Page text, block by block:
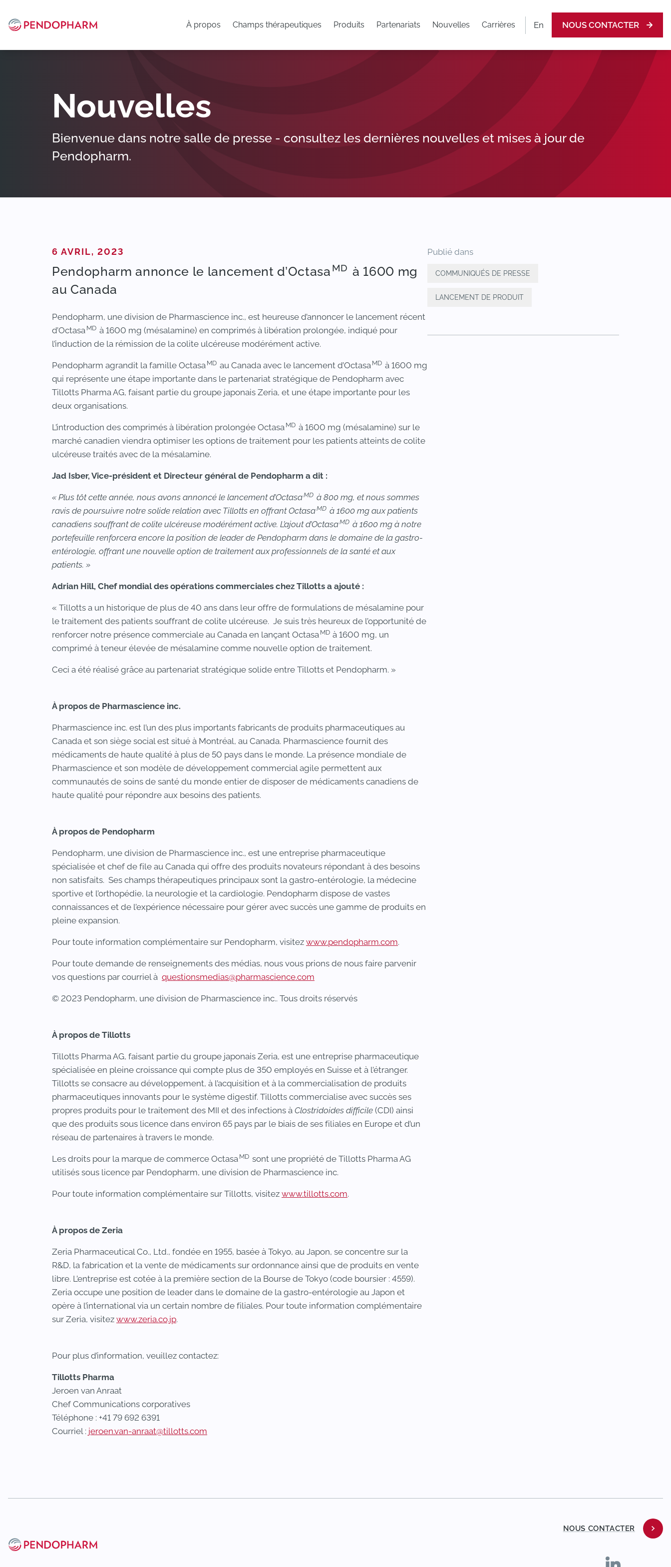
À propos Champs thérapeutiques Produits Partenariats Nouvelles Carrières En NOUS CONTACTER
Nouvelles
Bienvenue dans notre salle de presse - consultez les dernières nouvelles et mises à jour de
Pendopharm.
PUBLIÉ DANS
6 AVRIL, 2023
Pendopharm annonce le lancement d’Octasa MD à 1600 mg
au Canada
Pendopharm, une division de Pharmascience inc., est heureuse d’annoncer le lancement récent
d’Octasa MD à 1600 mg (mésalamine) en comprimés à libération prolongée, indiqué pour
l’induction de la rémission de la colite ulcéreuse modérément active.
Pendopharm agrandit la famille Octasa MD au Canada avec le lancement d’Octasa MD à 1600 mg
qui représente une étape importante dans le partenariat stratégique de Pendopharm avec
Tillotts Pharma AG, faisant partie du groupe japonais Zeria, et une étape importante pour les
deux organisations.
L’introduction des comprimés à libération prolongée Octasa MD à 1600 mg (mésalamine) sur le
marché canadien viendra optimiser les options de traitement pour les patients atteints de colite
ulcéreuse traités avec de la mésalamine.
Jad Isber, Vice-président et Directeur général de Pendopharm a dit :
« Plus tôt cette année, nous avons annoncé le lancement d’OctasaMD à 800 mg, et nous sommes
ravis de poursuivre notre solide relation avec Tillotts en offrant OctasaMD à 1600 mg aux patients
canadiens souffrant de colite ulcéreuse modérément active. L’ajout d’OctasaMD à 1600 mg à notre
portefeuille renforcera encore la position de leader de Pendopharm dans le domaine de la gastro-
entérologie, offrant une nouvelle option de traitement aux professionnels de la santé et aux
patients. »
Adrian Hill, Chef mondial des opérations commerciales chez Tillotts a ajouté :
« Tillotts a un historique de plus de 40 ans dans leur offre de formulations de mésalamine pour
le traitement des patients souffrant de colite ulcéreuse. Je suis très heureux de l’opportunité de
renforcer notre présence commerciale au Canada en lançant Octasa MD à 1600 mg, un
comprimé à teneur élevée de mésalamine comme nouvelle option de traitement.
Ceci a été réalisé grâce au partenariat stratégique solide entre Tillotts et Pendopharm. »
À propos de Pharmascience inc.
Pharmascience inc. est l’un des plus importants fabricants de produits pharmaceutiques au
Canada et son siège social est situé à Montréal, au Canada. Pharmascience fournit des
médicaments de haute qualité à plus de 50 pays dans le monde. La présence mondiale de
Pharmascience et son modèle de développement commercial agile permettent aux
communautés de soins de santé du monde entier de disposer de médicaments canadiens de
haute qualité pour répondre aux besoins des patients.
À propos de Pendopharm
Pendopharm, une division de Pharmascience inc., est une entreprise pharmaceutique
spécialisée et chef de file au Canada qui offre des produits novateurs répondant à des besoins
non satisfaits. Ses champs thérapeutiques principaux sont la gastro-entérologie, la médecine
sportive et l’orthopédie, la neurologie et la cardiologie. Pendopharm dispose de vastes
connaissances et de l’expérience nécessaire pour gérer avec succès une gamme de produits en
pleine expansion.
Pour toute information complémentaire sur Pendopharm, visitez www.pendopharm.com.
Pour toute demande de renseignements des médias, nous vous prions de nous faire parvenir
vos questions par courriel à questionsmedias@pharmascience.com
© 2023 Pendopharm, une division de Pharmascience inc.. Tous droits réservés
À propos de Tillotts
Tillotts Pharma AG, faisant partie du groupe japonais Zeria, est une entreprise pharmaceutique
spécialisée en pleine croissance qui compte plus de 350 employés en Suisse et à l’étranger.
Tillotts se consacre au développement, à l’acquisition et à la commercialisation de produits
pharmaceutiques innovants pour le système digestif. Tillotts commercialise avec succès ses
propres produits pour le traitement des MII et des infections à Clostridoides difficile (CDI) ainsi
que des produits sous licence dans environ 65 pays par le biais de ses filiales en Europe et d’un
réseau de partenaires à travers le monde.
Les droits pour la marque de commerce Octasa MD sont une propriété de Tillotts Pharma AG
utilisés sous licence par Pendopharm, une division de Pharmascience inc.
Pour toute information complémentaire sur Tillotts, visitez www.tillotts.com.
À propos de Zeria
Zeria Pharmaceutical Co., Ltd., fondée en 1955, basée à Tokyo, au Japon, se concentre sur la
R&D, la fabrication et la vente de médicaments sur ordonnance ainsi que de produits en vente
libre. L’entreprise est cotée à la première section de la Bourse de Tokyo (code boursier : 4559).
Zeria occupe une position de leader dans le domaine de la gastro-entérologie au Japon et
opère à l’international via un certain nombre de filiales. Pour toute information complémentaire
sur Zeria, visitez www.zeria.co.jp.
Pour plus d’information, veuillez contactez:
Tillotts Pharma
Jeroen van Anraat
Chef Communications corporatives
Téléphone : +41 79 692 6391
Courriel : jeroen.van-anraat@tillotts.com
Publié dans
COMMUNIQUÉS DE PRESSE
LANCEMENT DE PRODUIT
NOUS CONTACTER